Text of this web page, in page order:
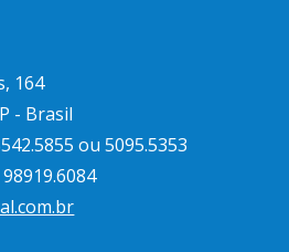
164
- Brasil
ou 5095.5353